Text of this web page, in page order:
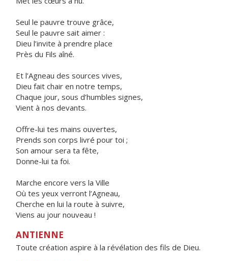
Seul le pauvre trouve grâce,
Seul le pauvre sait aimer :
Dieu l’invite à prendre place
Près du Fils aîné.
Et l’Agneau des sources vives,
Dieu fait chair en notre temps,
Chaque jour, sous d’humbles signes,
Vient à nos devants.
Offre-lui tes mains ouvertes,
Prends son corps livré pour toi ;
Son amour sera ta fête,
Donne-lui ta foi.
Marche encore vers la Ville
Où tes yeux verront l’Agneau,
Cherche en lui la route à suivre,
Viens au jour nouveau !
ANTIENNE
Toute création aspire à la révélation des fils de Dieu.